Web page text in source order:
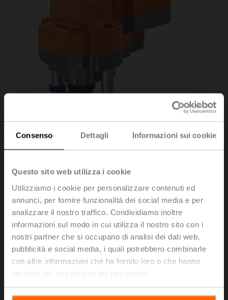
Consenso Dettagli Informazioni sui cookie
Questo sito web utilizza i cookie
Utilizziamo i cookie per personalizzare contenuti ed
annunci, per fornire funzionalità dei social media e per
analizzare il nostro traffico. Condividiamo inoltre
informazioni sul modo in cui utilizza il nostro sito con i
nostri partner che si occupano di analisi dei dati web,
pubblicità e social media, i quali potrebbero combinarle
con altre informazioni che ha fornito loro o che hanno
AVK230A-3
Attuatore per valvole a globo, funzione di sicurezza
NC/NO, 2000 N, AC 100...240 V, 3-punti, 150 s,
Corsa 32 mm, IP54
scheda tecnica.